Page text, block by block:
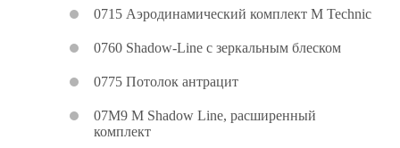
0715 Аэродинамический комплект M Technic
0760 Shadow-Line с зеркальным блеском
0775 Потолок антрацит
07M9 M Shadow Line, расширенный
комплект